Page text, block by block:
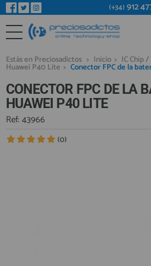
REPUESTOS MÓVILES
REPUESTOS TABLET
REPUESTOS RELOJES
REPUESTOS VIDEOCONSOLAS
REPUESTOS MACBOOK
REPUESTOS OTROS
Bienvenid@ otra vez
YA SOY CLIENTE
Recordarme
(+34) 912
Estás en Preciosadictos > Inicio > IC Chip /
Huawei P40 Lite > Conector FPC de la
CONECTOR FPC DE LA
HUAWEI P40 LITE
Ref: 43966
(0)